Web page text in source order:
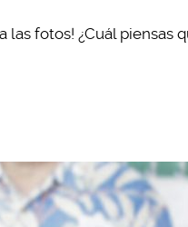
las fotos! ¿Cuál piensas